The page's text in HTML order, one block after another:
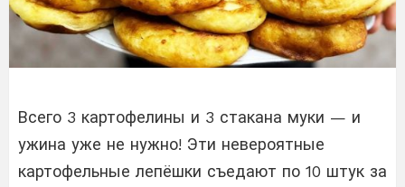
Всего 3 картофелины и 3 стакана муки — и
ужина уже не нужно! Эти невероятные
картофельные лепёшки съедают по 10 штук за